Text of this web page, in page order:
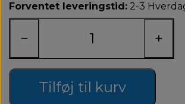
Forventet leveringstid: 2-3
− +
Tilføj til kurv